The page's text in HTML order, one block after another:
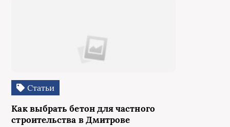
Статьи
Как выбрать бетон для частного
строительства в Дмитрове